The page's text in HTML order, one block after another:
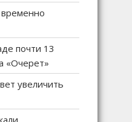
почти 13
«Очерет»
увеличить